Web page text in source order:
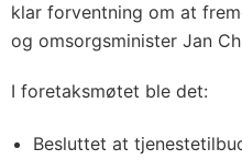
klar forventning om at
og omsorgsminister Jan
I foretaksmøtet ble det:
Besluttet at